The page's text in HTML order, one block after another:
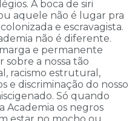
À boca de siri
aquele não é lugar pra
e escravagista.
não é diferente.
e permanente
a nossa tão
racismo estrutural,
e discriminação do nosso
Só quando
Academia os negros
estar no mocho ou